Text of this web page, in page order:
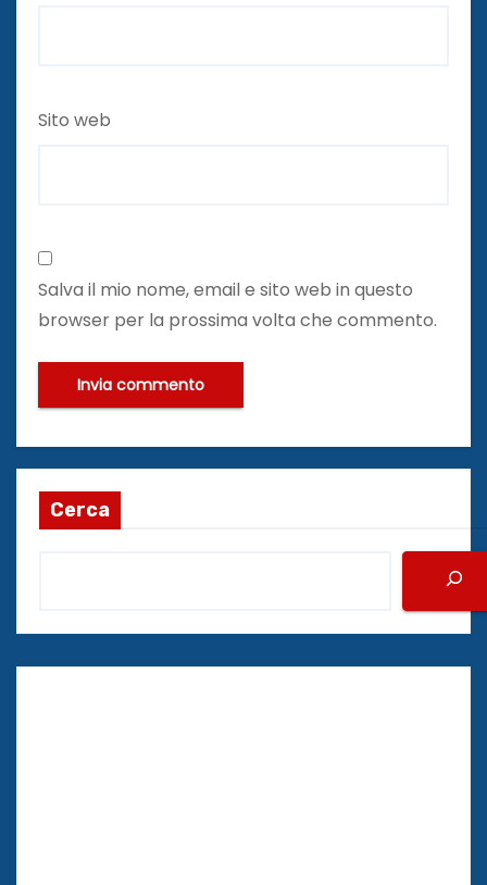
Sito web
Salva il mio nome, email e sito web in questo
browser per la prossima volta che commento.
Cerca